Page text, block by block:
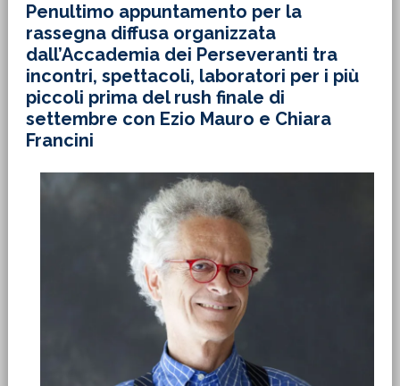
Penultimo appuntamento per la
rassegna diffusa organizzata
dall’Accademia dei Perseveranti tra
incontri, spettacoli, laboratori per i più
piccoli prima del rush finale di
settembre con Ezio Mauro e Chiara
Francini